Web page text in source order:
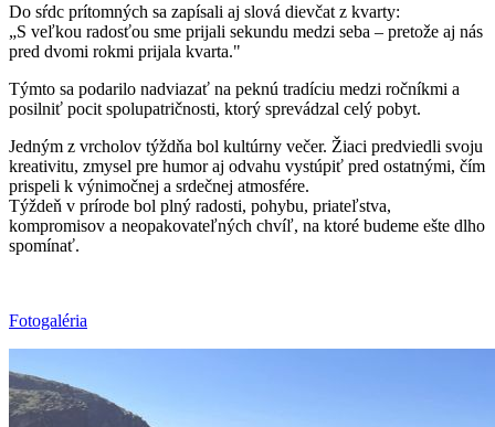
Do sŕdc prítomných sa zapísali aj slová dievčat z kvarty:
„S veľkou radosťou sme prijali sekundu medzi seba – pretože aj nás
pred dvomi rokmi prijala kvarta."
Týmto sa podarilo nadviazať na peknú tradíciu medzi ročníkmi a
posilniť pocit spolupatričnosti, ktorý sprevádzal celý pobyt.
Jedným z vrcholov týždňa bol kultúrny večer. Žiaci predviedli svoju
kreativitu, zmysel pre humor aj odvahu vystúpiť pred ostatnými, čím
prispeli k výnimočnej a srdečnej atmosfére.
Týždeň v prírode bol plný radosti, pohybu, priateľstva,
kompromisov a neopakovateľných chvíľ, na ktoré budeme ešte dlho
spomínať.
Fotogaléria